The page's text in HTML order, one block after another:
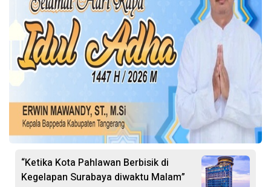
“Ketika Kota Pahlawan Berbisik di
Kegelapan Surabaya diwaktu Malam”